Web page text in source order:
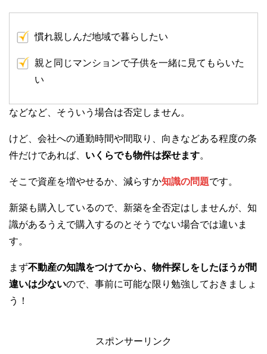
慣れ親しんだ地域で暮らしたい
親と同じマンションで子供を一緒に見てもらいた
い
などなど、そういう場合は否定しません。
けど、会社への通勤時間や間取り、向きなどある程度の条
件だけであれば、 いくらでも物件は探せます。
そこで資産を増やせるか、減らすか知識の問題です。
新築も購入しているので、新築を全否定はしませんが、知
識があるうえで購入するのとそうでない場合では違いま
す。
まず不動産の知識をつけてから、物件探しをしたほうが間
違いは少ないので、事前に可能な限り勉強しておきましょ
う！
スポンサーリンク